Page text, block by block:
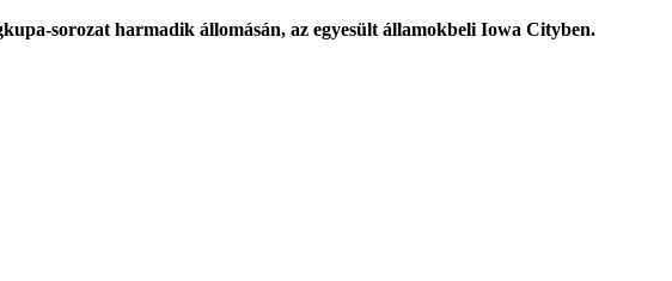
sorozat harmadik állomásán, az egyesült államokbeli Iowa Cityben.